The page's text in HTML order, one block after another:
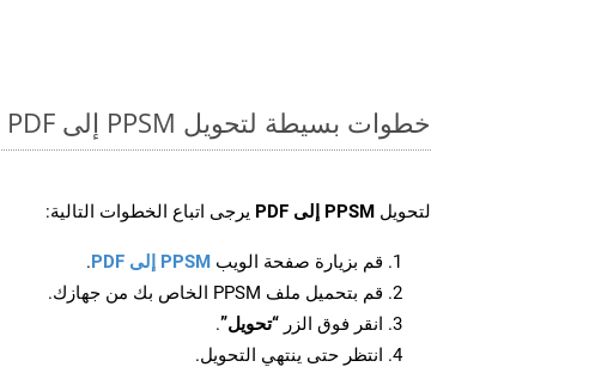
خطوات بسيطة لتحويل PPSM إلى PDF عبر الإنترنت
لتحويل PPSM إلى PDF يرجى اتباع الخطوات التالية:
قم بزيارة صفحة الويب PPSM إلى PDF
.
قم بتحميل ملف PPSM الخاص بك من جهازك.
انقر فوق الزر “تحويل”.
انتظر حتى ينتهي التحويل.